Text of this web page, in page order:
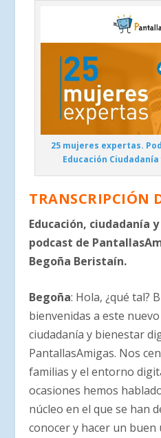
25 mujeres expertas.
Educación
TRANSCRIPCIÓN
Educación, ciudadanía
podcast de
Begoña Beristaín.
Begoña: Hola, ¿qué tal?
bienvenidas a este
ciudadanía y bienestar
PantallasAmigas. Nos
familias y el entorno
ocasiones hemos
núcleo en el que se han
conocer y hacer un